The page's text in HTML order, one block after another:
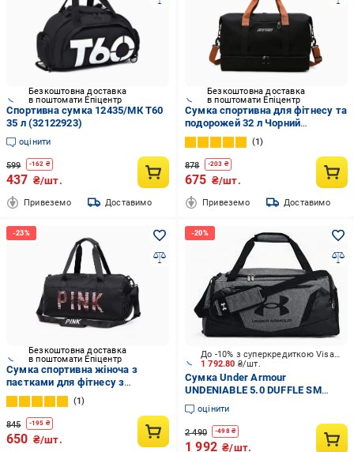
Безкоштовна доставка
в поштомати Епіцентр
Спортивна сумка 12435/МК T60
35 л (32122923)
оцінити
599 -162 ₴
437 ₴/шт.
Привеземо Доставимо
Безкоштовна доставка
в поштомати Епіцентр
Сумка спортивна для фітнесу та
подорожей 32 л Чорний
(IBS146B)
1
878 -203 ₴
675 ₴/шт.
Привеземо Доставимо
Безкоштовна доставка
в поштомати Епіцентр
Сумка спортивна жіноча з
паєтками для фітнесу з
відділом взуття Чорний
(IBS143B)
1
845 -195 ₴
650 ₴/шт.
1 792.80 ₴/шт.
До -10% з суперкредиткою Visa Вигода
Сумка Under Armour
UNDENIABLE 5.0 DUFFLE SM
1369222-012 сірий
оцінити
2 490 -498₴
1 992 ₴/шт.